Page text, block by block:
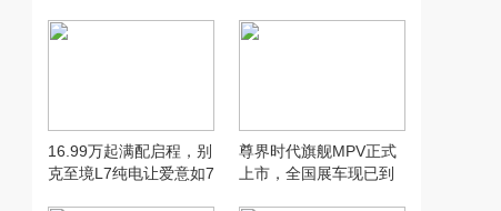
16.99万起满配启程，别
克至境L7纯电让爱意如7
尊界时代旗舰MPV正式
上市，全国展车现已到